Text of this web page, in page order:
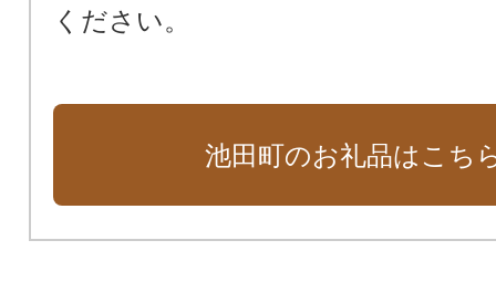
ください。
池田町のお礼品はこち